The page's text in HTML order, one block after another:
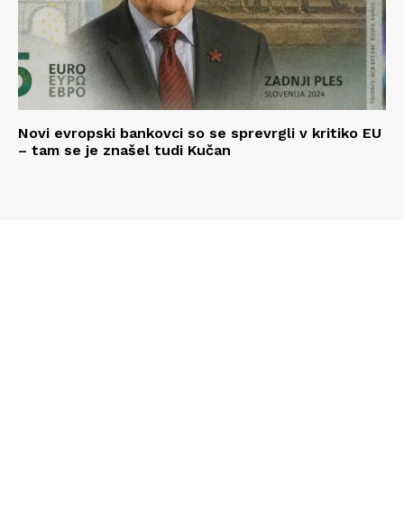
Novi evropski bankovci so se sprevrgli v kritiko EU
– tam se je znašel tudi Kučan